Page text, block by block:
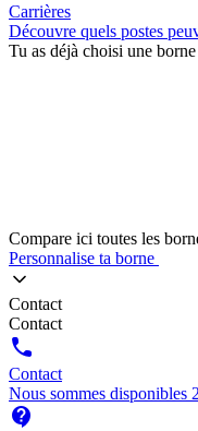
Carrières
Découvre quels postes
Tu as déjà choisi une
Compare ici toutes les
Personnalise ta borne
Contact
Contact
call
Contact
Nous sommes disponibles
contact_support